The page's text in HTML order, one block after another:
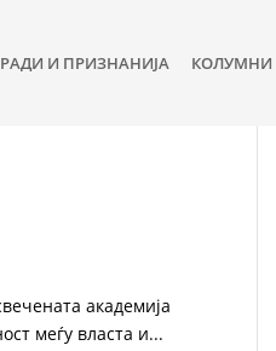
И ПРИЗНАНИЈА КОЛУМНИ
академија
меѓу власта и...